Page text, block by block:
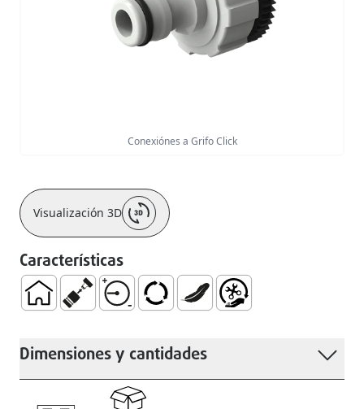
Conexiónes a Grifo Click
Visualización 3D
Características
Dimensiones y cantidades